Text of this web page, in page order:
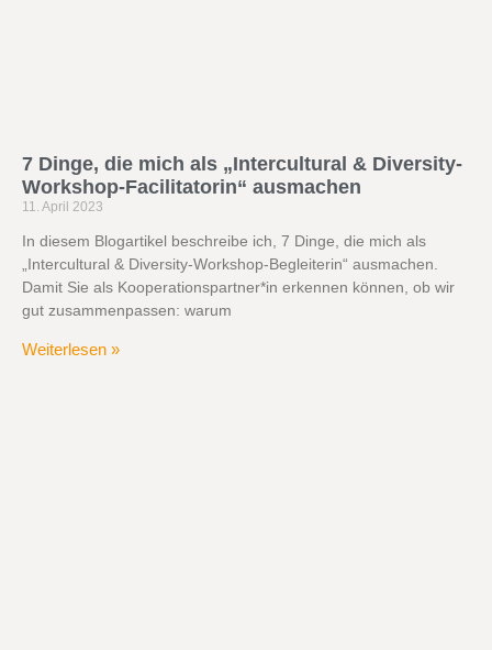
7 Dinge, die mich als „Intercultural & Diversity-
Workshop-Facilitatorin“ ausmachen
11. April 2023
In diesem Blogartikel beschreibe ich, 7 Dinge, die mich als
„Intercultural & Diversity-Workshop-Begleiterin“ ausmachen.
Damit Sie als Kooperationspartner*in erkennen können, ob wir
gut zusammenpassen: warum
Weiterlesen »